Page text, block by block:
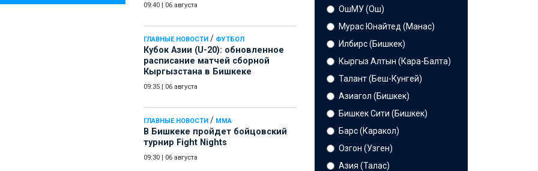
09:40 06 августа
ГЛАВНЫЕ НОВОСТИ / ФУТБОЛ
Кубок Азии (U-20): обновленное
расписание матчей сборной
Кыргызстана в Бишкеке
09:35 06 августа
ГЛАВНЫЕ НОВОСТИ / ММА
В Бишкеке пройдет бойцовский
турнир Fight Nights
09:30 06 августа
ОшМУ (Ош)
Мурас Юнайтед (Манас)
Илбирс (Бишкек)
Кыргыз Алтын (Кара-Балта)
Талант (Беш-Кунгей)
Азиагол (Бишкек)
Бишкек Сити (Бишкек)
Барс (Каракол)
Озгон (Узген)
Азия (Талас)